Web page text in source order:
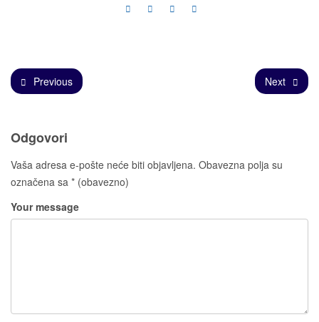
Previous Next
Odgovori
Vaša adresa e-pošte neće biti objavljena. Obavezna polja su
označena sa * (obavezno)
Your message